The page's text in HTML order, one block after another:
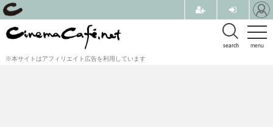
menu
search
※本サイトはアフィリエイト広告を利用しています